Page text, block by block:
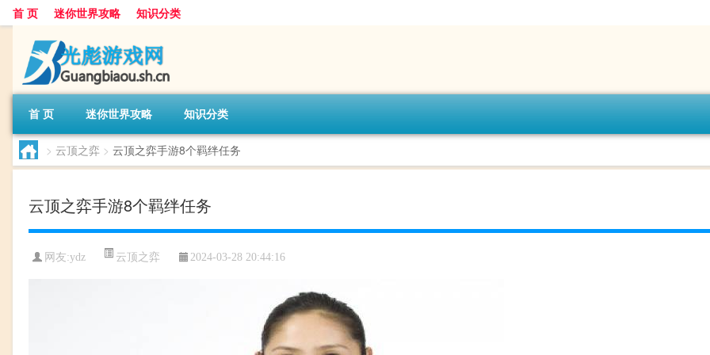
首 页 迷你世界攻略 知识分类
首 页 迷你世界攻略 知识分类
> 云顶之弈 > 云顶之弈手游8个羁绊任务
云顶之弈手游8个羁绊任务
网友:ydz 云顶之弈 2024-03-28 20:44:16